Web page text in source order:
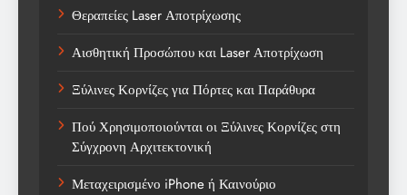
Θεραπείες Laser Αποτρίχωσης
Αισθητική Προσώπου και Laser Αποτρίχωση
Ξύλινες Κορνίζες για Πόρτες και Παράθυρα
Πού Χρησιμοποιούνται οι Ξύλινες Κορνίζες στη
Σύγχρονη Αρχιτεκτονική
Μεταχειρισμένο iPhone ή Καινούριο